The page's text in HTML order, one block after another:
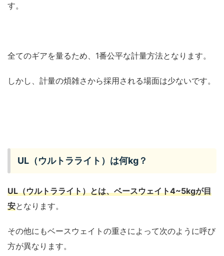
す。
全てのギアを量るため、1番公平な計量方法となります。
しかし、計量の煩雑さから採用される場面は少ないです。
UL（ウルトラライト）は何kg？
UL（ウルトラライト）とは、ベースウェイト4~5kgが目
安となります。
その他にもベースウェイトの重さによって次のように呼び
方が異なります。